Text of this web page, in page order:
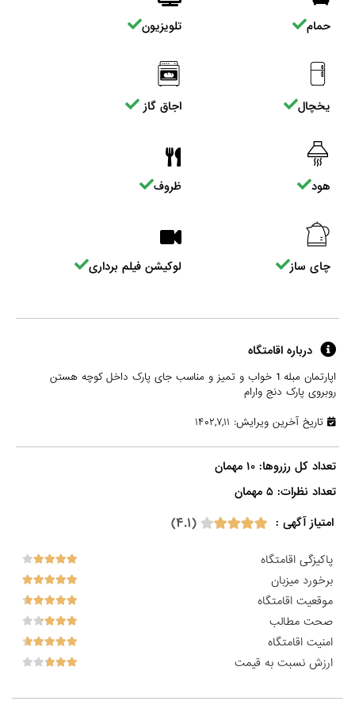
حمام تلویزیون
یخچال اجاق گاز
هود ظروف
چای ساز لوکیشن فیلم برداری
درباره اقامتگاه
اپارتمان مبله 1 خواب و تمیز و مناسب جای پارک داخل کوچه هستن
روبروی پارک دنج و‌ارام
تاریخ آخرین ویرایش: ۱۴۰۲,۷,۱۱
تعداد کل رزروها: ۱۰ مهمان
تعداد نظرات: ۵ مهمان
امتیاز آگهی :
(۴.۱)
پاکیزگی اقامتگاه
برخورد میزبان
موقعیت اقامتگاه
صحت مطالب
امنیت اقامتگاه
ارزش نسبت به قیمت